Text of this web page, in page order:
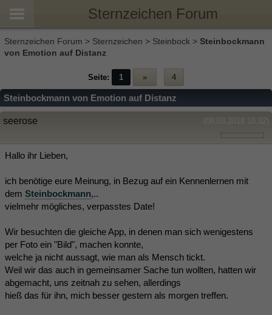
Sternzeichen Forum
Sternzeichen Forum > Sternzeichen > Steinbock > Steinbockmann
von Emotion auf Distanz
Seite: 1 » 4
Steinbockmann von Emotion auf Distanz
(08.03.2018 10:32)
seerose
Hallo ihr Lieben,
ich benötige eure Meinung, in Bezug auf ein Kennenlernen mit
dem Steinbockmann,..
vielmehr mögliches, verpasstes Date!
Wir besuchten die gleiche App, in denen man sich wenigestens
per Foto ein "Bild", machen konnte,
welche ja nicht aussagt, wie man als Mensch tickt.
Weil wir das auch in gemeinsamer Sache tun wollten, hatten wir
abgemacht, uns zeitnah zu sehen, allerdings
hieß das für ihn, mich besser gestern als morgen treffen.